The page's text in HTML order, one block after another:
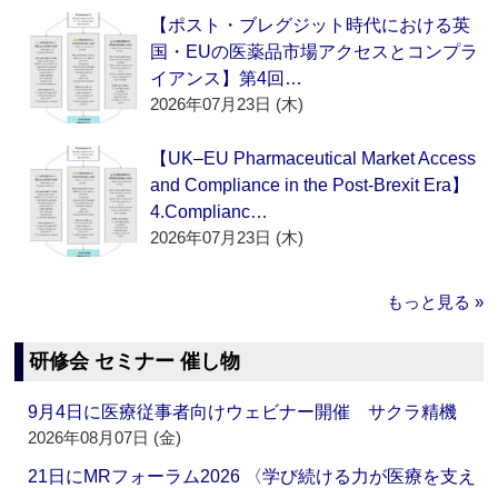
【ポスト・ブレグジット時代における英
国・EUの医薬品市場アクセスとコンプラ
イアンス】第4回…
2026年07月23日 (木)
【UK–EU Pharmaceutical Market Access
and Compliance in the Post-Brexit Era】
4.Complianc…
2026年07月23日 (木)
もっと見る »
研修会 セミナー 催し物
9月4日に医療従事者向けウェビナー開催 サクラ精機
2026年08月07日 (金)
21日にMRフォーラム2026 〈学び続ける力が医療を支え